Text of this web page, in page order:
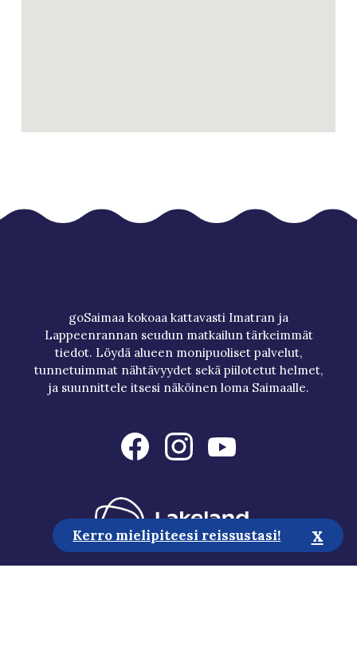
goSaimaa kokoaa kattavasti Imatran ja
Lappeenrannan seudun matkailun tärkeimmät
tiedot. Löydä alueen monipuoliset palvelut,
tunnetuimmat nähtävyydet sekä piilotetut helmet,
ja suunnittele itsesi näköinen loma Saimaalle.
Kerro mielipiteesi reissustasi! x